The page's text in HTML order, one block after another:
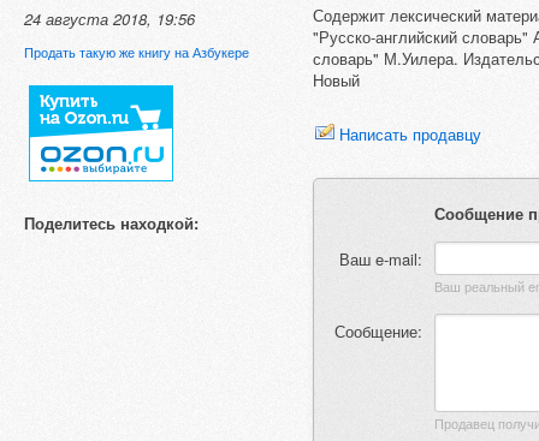
24 августа 2018, 19:56
Продать такую же книгу на Азбукере
Поделитесь находкой:
Содержит лексический
"Русско-английский
словарь" М.Уилера.
Новый
Написать продавцу
Сообщение
Ваш e-mail:
Сообщение: